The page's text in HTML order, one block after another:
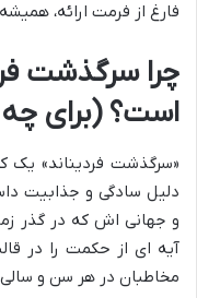
فارغ از فرمت ارائه،
چرا سرگذشت
است؟ (برای
«سرگذشت فردیناند» یک
دلیل سادگی و جذابیت
و جهانی اش که در گذر
آیه ای از حکمت را در
مخاطبان در هر سن و سالی